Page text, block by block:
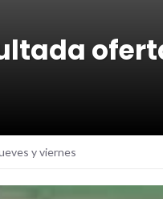
y viernes